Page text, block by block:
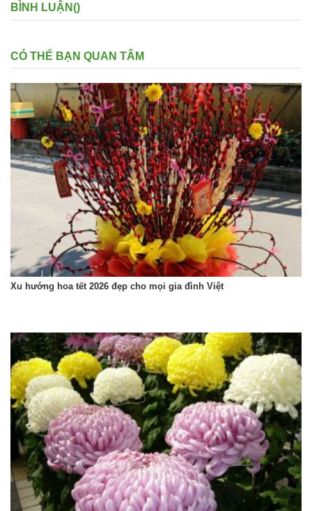
BÌNH LUẬN()
CÓ THỂ BẠN QUAN TÂM
Xu hướng hoa tết 2026 đẹp cho mọi gia đình Việt